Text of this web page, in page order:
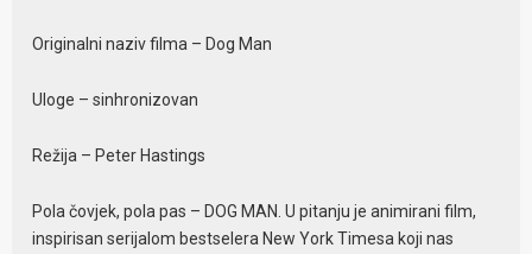
Originalni naziv filma – Dog Man
Uloge – sinhronizovan
Režija – Peter Hastings
Pola čovjek, pola pas – DOG MAN. U pitanju je animirani film,
inspirisan serijalom bestselera New York Timesa koji nas